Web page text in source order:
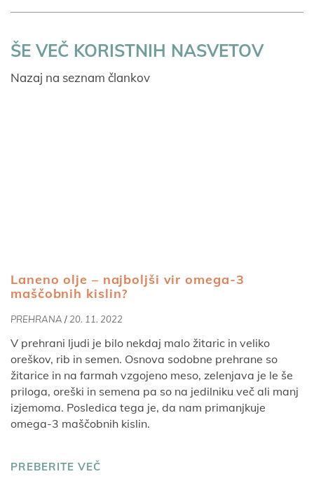
ŠE VEČ KORISTNIH NASVETOV
Nazaj na seznam člankov
Laneno olje – najboljši vir omega-3
maščobnih kislin?
PREHRANA / 20. 11. 2022
V prehrani ljudi je bilo nekdaj malo žitaric in veliko
oreškov, rib in semen. Osnova sodobne prehrane so
žitarice in na farmah vzgojeno meso, zelenjava je le še
priloga, oreški in semena pa so na jedilniku več ali manj
izjemoma. Posledica tega je, da nam primanjkuje
omega-3 maščobnih kislin.
PREBERITE VEČ